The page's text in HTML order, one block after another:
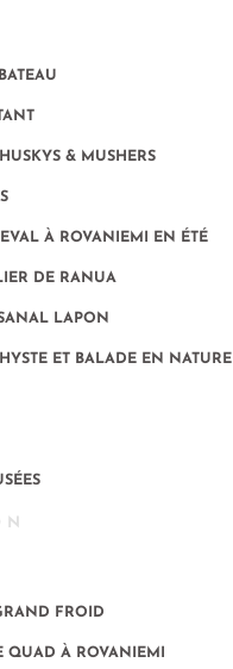
& MUSHERS
À ROVANIEMI EN ÉTÉ
DE RANUA
LAPON
ET BALADE EN NATURE
FROID
QUAD À ROVANIEMI